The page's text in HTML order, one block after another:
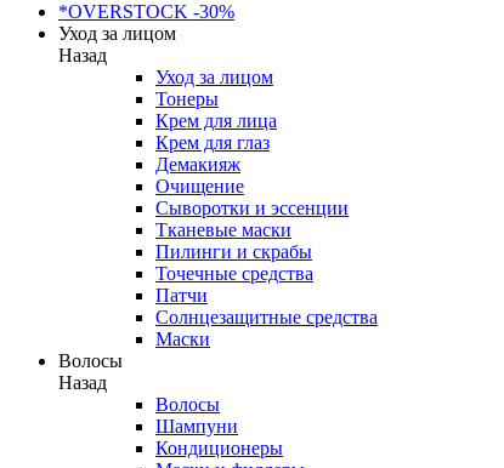
*OVERSTOCK -30%
Уход за лицом
Назад
Уход за лицом
Тонеры
Крем для лица
Крем для глаз
Демакияж
Очищение
Сыворотки и эссенции
Тканевые маски
Пилинги и скрабы
Точечные средства
Патчи
Солнцезащитные средства
Маски
Волосы
Назад
Волосы
Шампуни
Кондиционеры